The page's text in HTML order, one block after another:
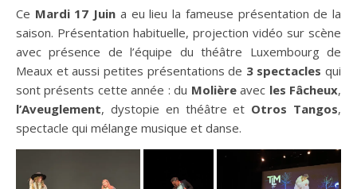
Ce Mardi 17 Juin a eu lieu la fameuse présentation de la
saison. Présentation habituelle, projection vidéo sur scène
avec présence de l’équipe du théâtre Luxembourg de
Meaux et aussi petites présentations de 3 spectacles qui
sont présents cette année : du Molièreavec les Fâcheux,
l’Aveuglement, dystopie en théâtre et Otros Tangos,
spectacle qui mélange musique et danse.